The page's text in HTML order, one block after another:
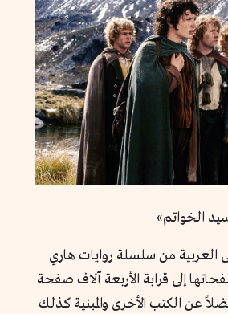
الخواتم»
العربية من سلسلة روايات هاري
إلى قرابة الأربعة آلاف صفحة
عن الكتب الأخرى والمبنية كذلك